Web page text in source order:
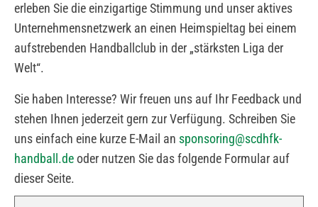
erleben Sie die einzigartige Stimmung und unser aktives
Unternehmensnetzwerk an einen Heimspieltag bei einem
aufstrebenden Handballclub in der „stärksten Liga der
Welt“.
Sie haben Interesse? Wir freuen uns auf Ihr Feedback und
stehen Ihnen jederzeit gern zur Verfügung. Schreiben Sie
uns einfach eine kurze E-Mail an sponsoring@scdhfk-
handball.deoder nutzen Sie das folgende Formular auf
dieser Seite.